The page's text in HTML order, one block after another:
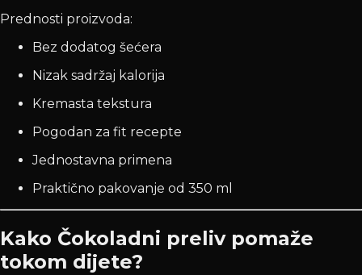
Prednosti proizvoda:
Bez dodatog šećera
Nizak sadržaj kalorija
Kremasta tekstura
Pogodan za fit recepte
Jednostavna primena
Praktično pakovanje od 350 ml
Kako Čokoladni preliv pomaže
tokom dijete?